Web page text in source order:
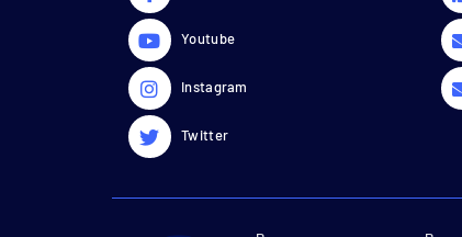
Youtube
Instagram
Twitter